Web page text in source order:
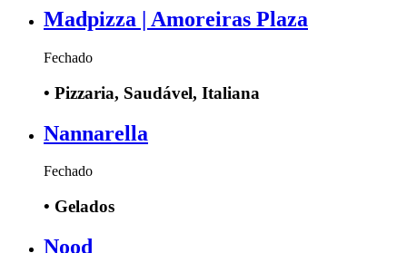
Madpizza | Amoreiras Plaza
Fechado
• Pizzaria, Saudável, Italiana
Nannarella
Fechado
• Gelados
Nood